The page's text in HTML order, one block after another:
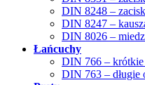
DIN 8248 –
DIN 8247 –
DIN 8026 –
Łańcuchy
DIN 766 –
DIN 763 – długie